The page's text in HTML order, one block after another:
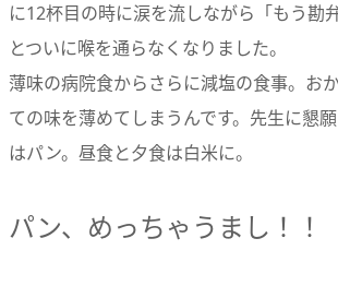
に12杯目の時に涙を流しながら「もう勘
とついに喉を通らなくなりました。
薄味の病院食からさらに減塩の食事。お
ての味を薄めてしまうんです。先生に懇
はパン。昼食と夕食は白米に。
パン、めっちゃうまし！！